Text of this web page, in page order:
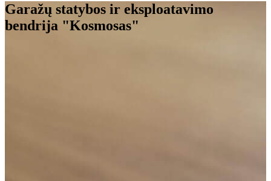
Garažų statybos ir eksploatavimo
bendrija "Kosmosas"